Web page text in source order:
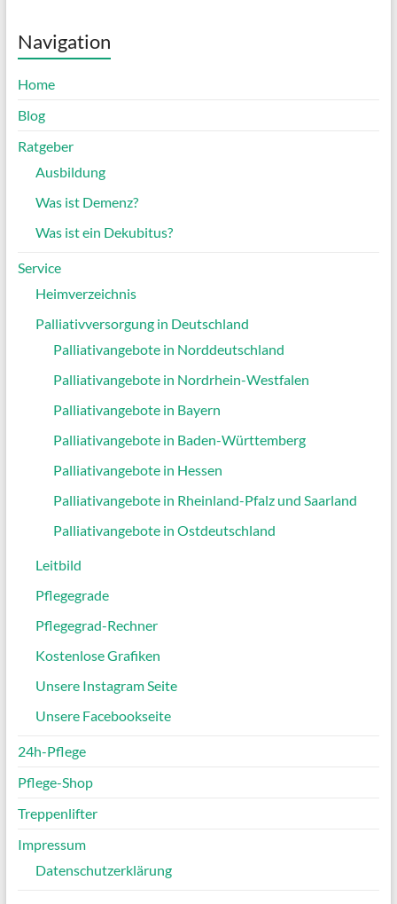
Navigation
Home
Blog
Ratgeber
Ausbildung
Was ist Demenz?
Was ist ein Dekubitus?
Service
Heimverzeichnis
Palliativversorgung in Deutschland
Palliativangebote in Norddeutschland
Palliativangebote in Nordrhein-Westfalen
Palliativangebote in Bayern
Palliativangebote in Baden-Württemberg
Palliativangebote in Hessen
Palliativangebote in Rheinland-Pfalz und Saarland
Palliativangebote in Ostdeutschland
Leitbild
Pflegegrade
Pflegegrad-Rechner
Kostenlose Grafiken
Unsere Instagram Seite
Unsere Facebookseite
24h-Pflege
Pflege-Shop
Treppenlifter
Impressum
Datenschutzerklärung